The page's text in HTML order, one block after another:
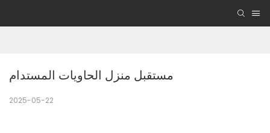
مستقبل منزل الحاويات المستدام
2025-05-22